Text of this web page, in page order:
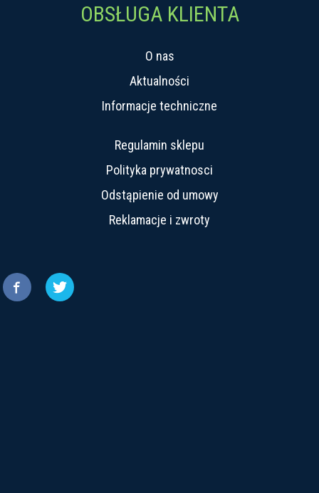
OBSŁUGA KLIENTA
O nas
Aktualności
Informacje techniczne
Regulamin sklepu
Polityka prywatnosci
Odstąpienie od umowy
Reklamacje i zwroty
 